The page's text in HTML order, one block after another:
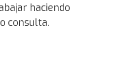
haciendo
consulta.